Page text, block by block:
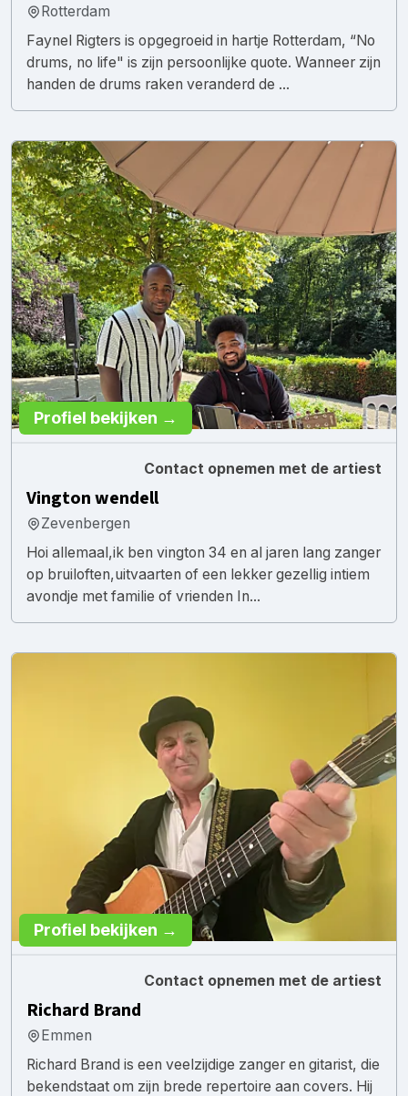
Rotterdam
Faynel Rigters is opgegroeid in hartje Rotterdam, “No
drums, no life" is zijn persoonlijke quote. Wanneer zijn
handen de drums raken veranderd de ...
Profiel bekijken →
Contact opnemen met de artiest
Vington wendell
Zevenbergen
Hoi allemaal,ik ben vington 34 en al jaren lang zanger
op bruiloften,uitvaarten of een lekker gezellig intiem
avondje met familie of vrienden In...
Profiel bekijken →
Contact opnemen met de artiest
Richard Brand
Emmen
Richard Brand is een veelzijdige zanger en gitarist, die
bekendstaat om zijn brede repertoire aan covers. Hij